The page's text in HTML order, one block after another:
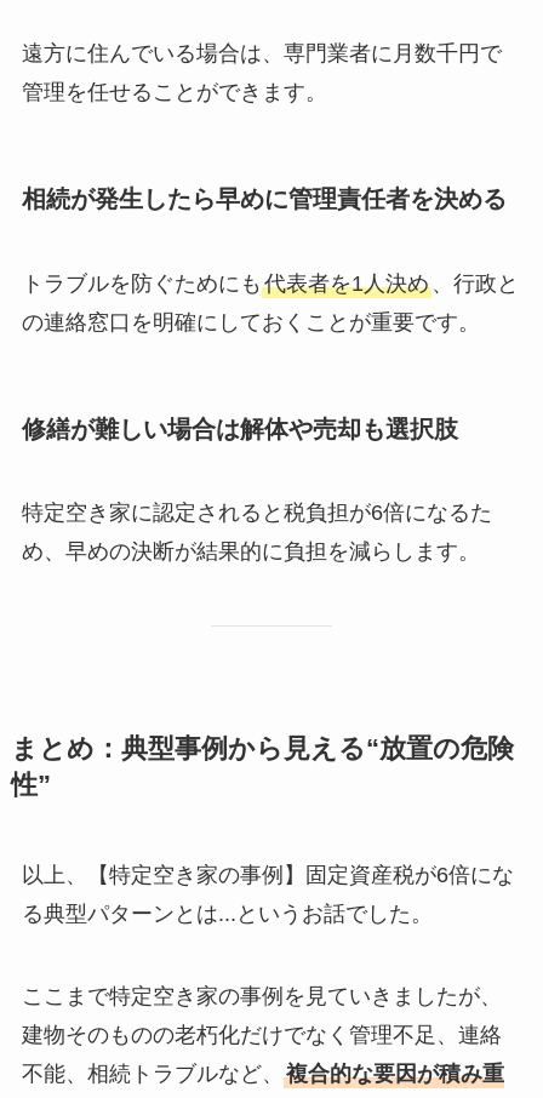
遠方に住んでいる場合は、専門業者に月数千円で
管理を任せることができます。
相続が発生したら早めに管理責任者を決める
トラブルを防ぐためにも 代表者を1人決め、行政と
の連絡窓口を明確にしておくことが重要です。
修繕が難しい場合は解体や売却も選択肢
特定空き家に認定されると税負担が6倍になるた
め、早めの決断が結果的に負担を減らします。
まとめ：典型事例から見える“放置の危険
性”
以上、【特定空き家の事例】固定資産税が6倍にな
る典型パターンとは...というお話でした。
ここまで特定空き家の事例を見ていきましたが、
建物そのものの老朽化だけでなく管理不足、連絡
不能、相続トラブルなど、 複合的な要因が積み重